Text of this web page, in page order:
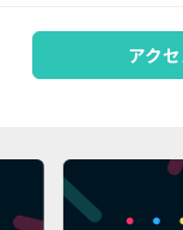
アク